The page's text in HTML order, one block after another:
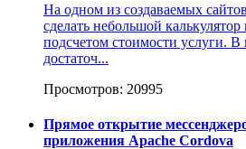
На одном из создаваемых
сделать небольшой
подсчетом стоимости услуги. В
достаточ...
Просмотров: 20995
Прямое открытие
приложения Apache Cordova